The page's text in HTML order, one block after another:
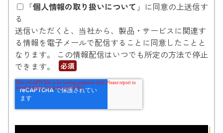
「個人情報の取り扱いについて 」に同意の上送信す
る
送信いただくと、当社から、製品・サービスに関連す
る情報を電子メールで配信することに同意したことと
なります。 この情報配信はいつでも所定の方法で停止
できます。